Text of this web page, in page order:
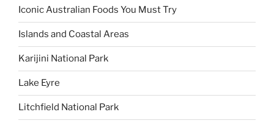
Iconic Australian Foods You Must Try
Islands and Coastal Areas
Karijini National Park
Lake Eyre
Litchfield National Park